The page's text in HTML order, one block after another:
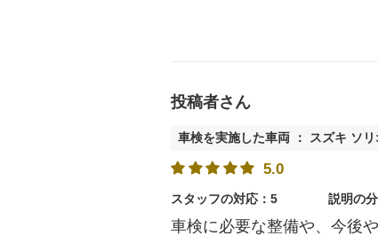
投稿者さん
車検を実施した車両 ： スズキ ソリ
5.0
スタッフの対応：5 説明の
車検に必要な整備や、今後